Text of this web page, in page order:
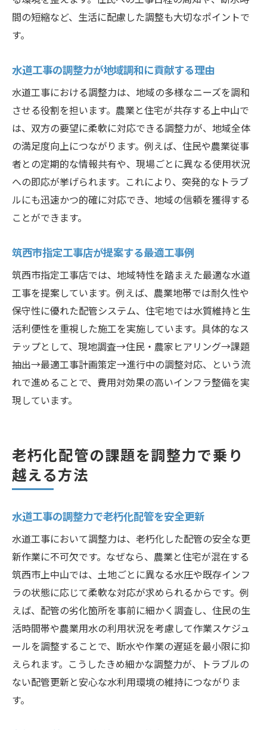
間の短縮など、生活に配慮した調整も大切なポイントで
す。
水道工事の調整力が地域調和に貢献する理由
水道工事における調整力は、地域の多様なニーズを調和
させる役割を担います。農業と住宅が共存する上中山で
は、双方の要望に柔軟に対応できる調整力が、地域全体
の満足度向上につながります。例えば、住民や農業従事
者との定期的な情報共有や、現場ごとに異なる使用状況
への即応が挙げられます。これにより、突発的なトラブ
ルにも迅速かつ的確に対応でき、地域の信頼を獲得する
ことができます。
筑西市指定工事店が提案する最適工事例
筑西市指定工事店では、地域特性を踏まえた最適な水道
工事を提案しています。例えば、農業地帯では耐久性や
保守性に優れた配管システム、住宅地では水質維持と生
活利便性を重視した施工を実施しています。具体的なス
テップとして、現地調査→住民・農家ヒアリング→課題
抽出→最適工事計画策定→進行中の調整対応、という流
れで進めることで、費用対効果の高いインフラ整備を実
現しています。
老朽化配管の課題を調整力で乗り
越える方法
水道工事の調整力で老朽化配管を安全更新
水道工事において調整力は、老朽化した配管の安全な更
新作業に不可欠です。なぜなら、農業と住宅が混在する
筑西市上中山では、土地ごとに異なる水圧や既存インフ
ラの状態に応じて柔軟な対応が求められるからです。例
えば、配管の劣化箇所を事前に細かく調査し、住民の生
活時間帯や農業用水の利用状況を考慮して作業スケジュ
ールを調整することで、断水や作業の遅延を最小限に抑
えられます。こうしたきめ細かな調整力が、トラブルの
ない配管更新と安心な水利用環境の維持につながりま
す。